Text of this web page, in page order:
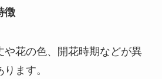
徴
や花の色、開花時期などが異
ます。